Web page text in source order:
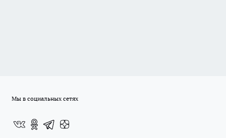
Мы в социальных сетях